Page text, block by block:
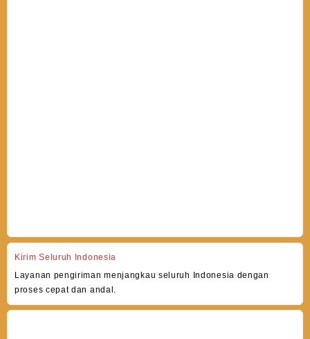
Kirim Seluruh Indonesia
Layanan pengiriman menjangkau seluruh Indonesia dengan
proses cepat dan andal.